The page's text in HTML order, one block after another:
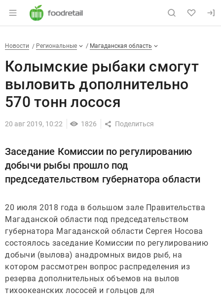
Раздел навигации по сайту
Колымские рыбаки смогут
Новости
Разделы
Новости Региональные Магаданская область
Колымские рыбаки смогут
выловить дополнительно
570 тонн лосося
20 авг 2019, 10:22 1826
Заседание Комиссии по регулированию
добычи рыбы прошло под
председательством губернатора области
20 июля 2018 года в большом зале Правительства
Магаданской области под председательством
губернатора Магаданской области Сергея Носова
состоялось заседание Комиссии по регулированию
добычи (вылова) анадромных видов рыб, на
котором рассмотрен вопрос распределения из
резерва дополнительных объемов на вылов
тихоокеанских лососей и гольцов для